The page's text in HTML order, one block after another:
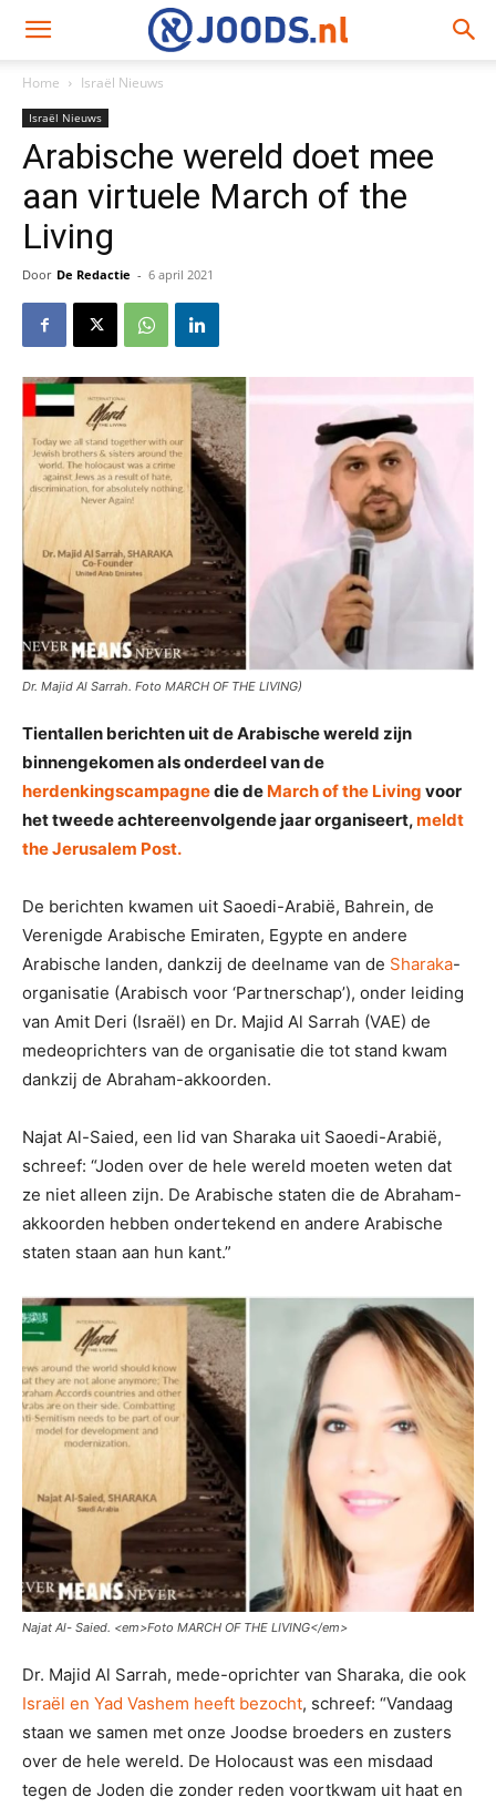
Home Israël Nieuws
Israël Nieuws
Arabische wereld doet mee
aan virtuele March of the
Living
Door De Redactie - 6 april 2021
Dr. Majid Al Sarrah. Foto MARCH OF THE LIVING)
Tientallen berichten uit de Arabische wereld zijn
binnengekomen als onderdeel van de
herdenkingscampagnedie de March of the Living voor
het tweede achtereenvolgende jaar organiseert,meldt
the Jerusalem Post.
De berichten kwamen uit Saoedi-Arabië, Bahrein, de
Verenigde Arabische Emiraten, Egypte en andere
Arabische landen, dankzij de deelname van de Sharaka-
organisatie (Arabisch voor ‘Partnerschap’), onder leiding
van Amit Deri (Israël) en Dr. Majid Al Sarrah (VAE) de
medeoprichters van de organisatie die tot stand kwam
dankzij de Abraham-akkoorden.
Najat Al-Saied, een lid van Sharaka uit Saoedi-Arabië,
schreef: “Joden over de hele wereld moeten weten dat
ze niet alleen zijn. De Arabische staten die de Abraham-
akkoorden hebben ondertekend en andere Arabische
staten staan ​​aan hun kant.”
Najat Al- Saied. <em>Foto MARCH OF THE LIVING</em>
Dr. Majid Al Sarrah, mede-oprichter van Sharaka, die ook
Israël en Yad Vashem heeft bezocht, schreef: “Vandaag
staan ​​we samen met onze Joodse broeders en zusters
over de hele wereld. De Holocaust was een misdaad
tegen de Joden die zonder reden voortkwam uit haat en